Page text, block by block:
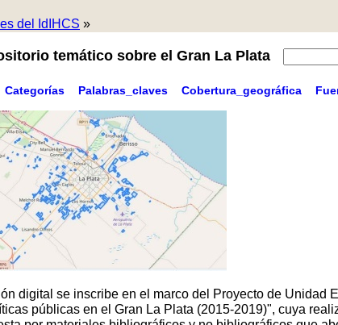
del IdIHCS »
temático sobre el Gran La Plata
Categorías Palabras_claves Cobertura_geográfica
digital se inscribe en el marco del Proyecto de Unidad
públicas en el Gran La Plata (2015-2019)", cuya